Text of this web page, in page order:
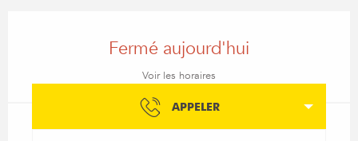
Fermé aujourd'hui
Voir les horaires
APPELER